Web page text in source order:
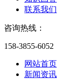
联系我们
咨询热线：
158-3855-6052
网站首页
新闻资讯